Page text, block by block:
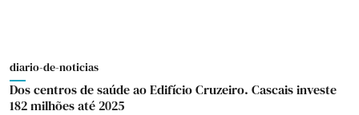
diario-de-noticias
Dos centros de saúde ao Edifício Cruzeiro. Cascais investe
182 milhões até 2025